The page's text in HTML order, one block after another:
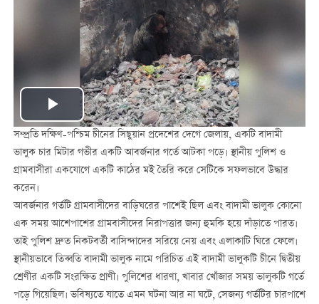
Play
Video
সম্প্রতি দক্ষিণ-পশ্চিম চীনের সিছুয়ান প্রদেশের দেগে জেলায়, একটি বাদামী
ভালুক চার মিটার গভীর একটি আবর্জনার গর্তে আটকা পড়ে। স্থানীয় পুলিশ ও
গ্রামবাসীরা একযোগে একটি কাঠের মই তৈরি করে সেটিকে সফলভাবে উদ্ধার
করেন।
আবর্জনার গর্তটি গ্রামবাসীদের বাড়িঘরের পাশেই ছিল এবং বাদামী ভালুক কোনো
এক সময় আশেপাশের গ্রামবাসীদের নিরাপত্তার জন্য হুমকি হয়ে দাঁড়াতে পারত।
তাই পুলিশ দ্রুত নিকটবর্তী বাসিন্দাদের সরিয়ে নেয় এবং এলাকাটি ঘিরে ফেলে।
স্থানীয়ভাবে তিব্বতি বাদামী ভালুক নামে পরিচিত এই বাদামী ভালুকটি চীনে দ্বিতীয়
শ্রেণীর একটি সংরক্ষিত প্রাণী। পুলিশের ধারণা, খাবার খোঁজার সময় ভালুকটি গর্তে
পড়ে গিয়েছিল। ভবিষ্যতে যাতে এমন ঘটনা আর না ঘটে, সেজন্য গর্তটির চারপাশে